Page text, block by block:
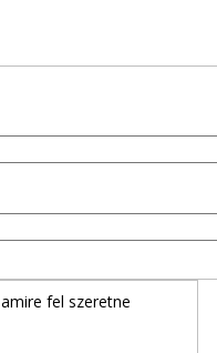
fel szeretne